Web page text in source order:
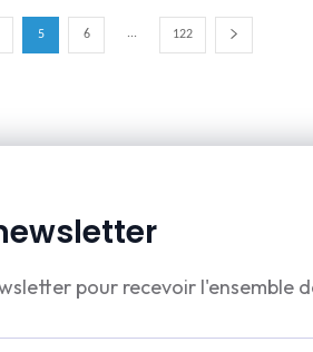
5 6 ... 122
pour recevoir l'ensemble